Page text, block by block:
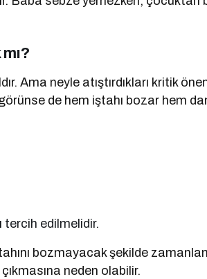
Ama neyle atıştırdıkları kritik
de hem iştahı bozar hem
tercih edilmelidir.
bozmayacak şekilde
neden olabilir.